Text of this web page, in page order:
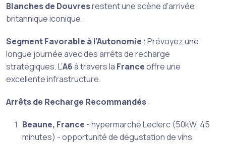
Blanches de Douvresrestent une scène d’arrivée
britannique iconique.
Segment Favorable à l’Autonomie : Prévoyez une
longue journée avec des arrêts de recharge
stratégiques. L’A6à travers la Franceoffre une
excellente infrastructure.
Arrêts de Recharge Recommandés:
Beaune, France - hypermarché Leclerc (50kW, 45
minutes) - opportunité de dégustation de vins